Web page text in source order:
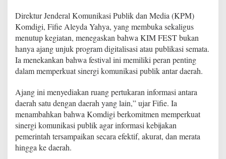
r
g
a
a
n
T
e
r
i
n
g
i
d
Direktur Jenderal Komunikasi Publik dan Media (KPM)
Komdigi, Fifie Aleyda Yahya, yang membuka sekaligus
menutup kegiatan, menegaskan bahwa KIM FEST bukan
hanya ajang unjuk program digitalisasi atau publikasi semata.
Ia menekankan bahwa festival ini memiliki peran penting
dalam memperkuat sinergi komunikasi publik antar daerah.
Ajang ini menyediakan ruang pertukaran informasi antara
daerah satu dengan daerah yang lain,” ujar Fifie. Ia
menambahkan bahwa Komdigi berkomitmen memperkuat
sinergi komunikasi publik agar informasi kebijakan
pemerintah tersampaikan secara efektif, akurat, dan merata
hingga ke daerah.